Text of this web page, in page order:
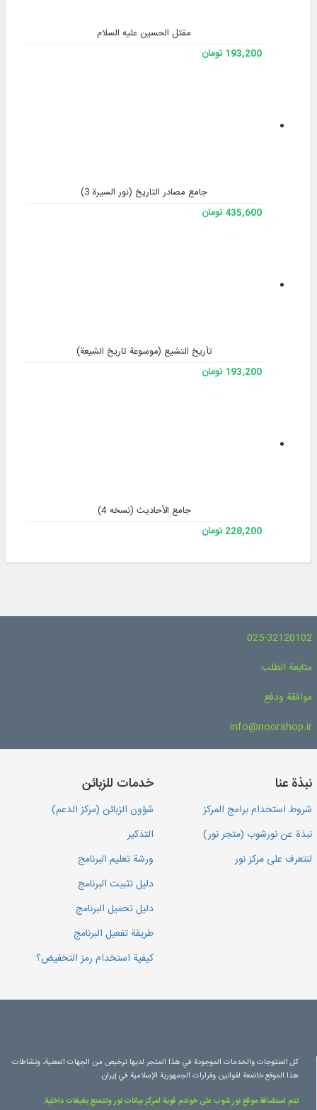
مقتل الحسین علیه السلام
193,200 تومان
جامع مصادر التاريخ (نور السيرة 3)
435,600 تومان
تأريخ التشيع (موسوعة تاريخ الشيعة)
193,200 تومان
جامع الأحادیث (نسخه 4)
228,200 تومان
025-32120102
متابعة الطلب
موافقة ودفع
info@noorshop.ir
نبذة عنا
شروط استخدام برامج المركز
نبذة عن نورشوب (متجر نور)
لنتعرف على مركز نور
خدمات للزبائن
شؤون الزبائن (مركز الدعم)
التذكير
ورشة تعليم البرنامج
دليل تثبيت البرنامج
دليل تحميل البرنامج
طريقة تفعيل البرنامج
كيفية استخدام رمز التخفيض؟
كل المنتوجات والخدمات الموجودة في هذا المتجر لديها ترخيص من الجهات المعنية، ونشاطات
هذا الموقع خاضعة لقوانين وقرارات الجمهورية الإسلامية في إيران.
تتم استضافة موقع نور شوب على خوادم قوية لمركز بيانات نور وتتمتع بغيغات داخلية.